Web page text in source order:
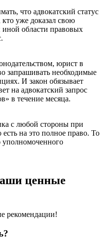
что адвокатский статус
кто уже доказал свою
области правовых
юрист в
запрашивать необходимые
И закон обязывает
на адвокатский запрос
в течение месяца.
с любой стороны при
есть на это полное право. То
уполномоченного
ценные